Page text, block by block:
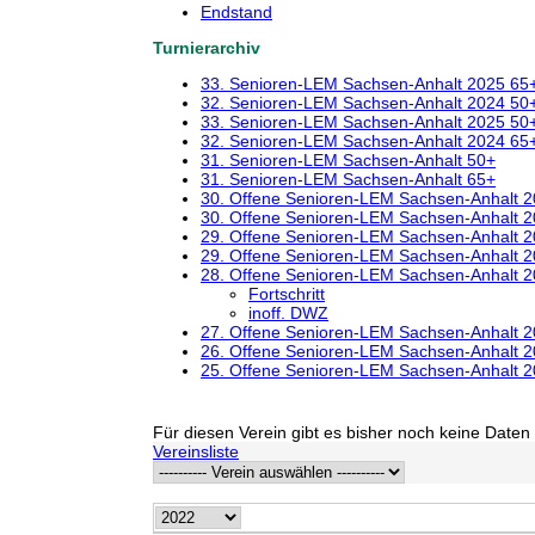
Endstand
Turnierarchiv
33. Senioren-LEM Sachsen-Anhalt 2025
32. Senioren-LEM Sachsen-Anhalt 2024
33. Senioren-LEM Sachsen-Anhalt 2025
32. Senioren-LEM Sachsen-Anhalt 2024
31. Senioren-LEM Sachsen-Anhalt 50+
31. Senioren-LEM Sachsen-Anhalt 65+
30. Offene Senioren-LEM Sachsen-Anhalt
30. Offene Senioren-LEM Sachsen-Anhalt
29. Offene Senioren-LEM Sachsen-Anhalt
29. Offene Senioren-LEM Sachsen-Anhalt
28. Offene Senioren-LEM Sachsen-Anhalt
Fortschritt
inoff. DWZ
27. Offene Senioren-LEM Sachsen-Anhalt
26. Offene Senioren-LEM Sachsen-Anhalt
25. Offene Senioren-LEM Sachsen-Anhalt
Für diesen Verein gibt es bisher noch keine Daten
Vereinsliste